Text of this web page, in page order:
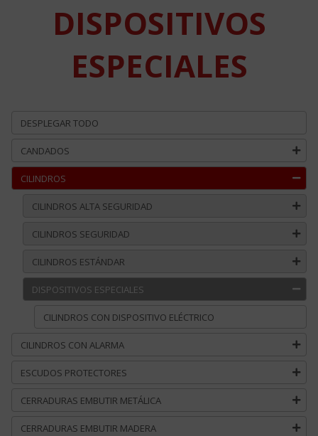
DISPOSITIVOS
ESPECIALES
DESPLEGAR TODO
CANDADOS
CILINDROS
CILINDROS ALTA SEGURIDAD
CILINDROS SEGURIDAD
CILINDROS ESTÁNDAR
DISPOSITIVOS ESPECIALES
CILINDROS CON DISPOSITIVO ELÉCTRICO
CILINDROS CON ALARMA
ESCUDOS PROTECTORES
CERRADURAS EMBUTIR METÁLICA
CERRADURAS EMBUTIR MADERA